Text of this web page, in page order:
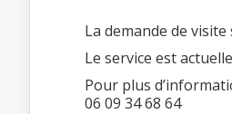
La demande de
Le service est
Pour plus
06 09 34 68 64